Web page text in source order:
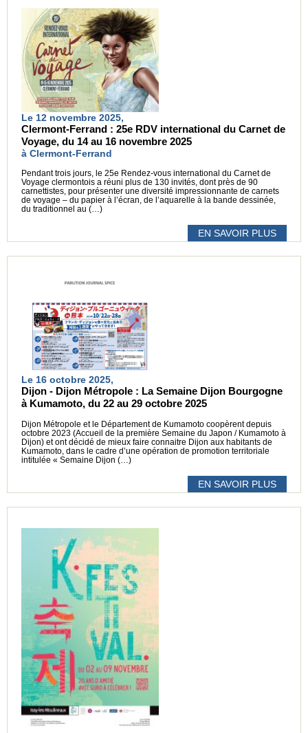
Le 12 novembre 2025,
Clermont-Ferrand : 25e RDV international du Carnet de
Voyage, du 14 au 16 novembre 2025
à Clermont-Ferrand
Pendant trois jours, le 25e Rendez-vous international du Carnet de
Voyage clermontois a réuni plus de 130 invités, dont près de 90
carnettistes, pour présenter une diversité impressionnante de carnets
de voyage – du papier à l’écran, de l’aquarelle à la bande dessinée,
du traditionnel au (…)
EN SAVOIR PLUS
Le 16 octobre 2025,
Dijon - Dijon Métropole : La Semaine Dijon Bourgogne
à Kumamoto, du 22 au 29 octobre 2025
Dijon Métropole et le Département de Kumamoto coopèrent depuis
octobre 2023 (Accueil de la première Semaine du Japon / Kumamoto à
Dijon) et ont décidé de mieux faire connaitre Dijon aux habitants de
Kumamoto, dans le cadre d’une opération de promotion territoriale
intitulée « Semaine Dijon (…)
EN SAVOIR PLUS